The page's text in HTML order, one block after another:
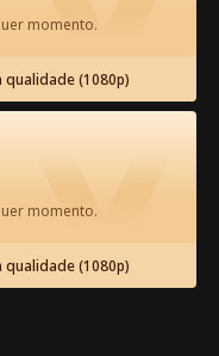
Estrela
os episódios
79
momento.
qualidade (1080p)
momento.
qualidade (1080p)